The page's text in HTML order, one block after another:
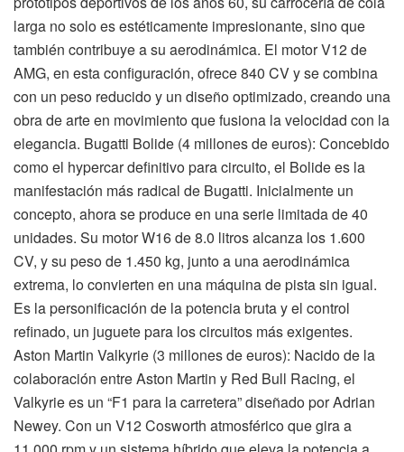
larga no solo es estéticamente impresionante, sino que
también contribuye a su aerodinámica. El motor V12 de
AMG, en esta configuración, ofrece 840 CV y se combina
con un peso reducido y un diseño optimizado, creando una
obra de arte en movimiento que fusiona la velocidad con la
elegancia. Bugatti Bolide (4 millones de euros): Concebido
como el hypercar definitivo para circuito, el Bolide es la
manifestación más radical de Bugatti. Inicialmente un
concepto, ahora se produce en una serie limitada de 40
unidades. Su motor W16 de 8.0 litros alcanza los 1.600
CV, y su peso de 1.450 kg, junto a una aerodinámica
extrema, lo convierten en una máquina de pista sin igual.
Es la personificación de la potencia bruta y el control
refinado, un juguete para los circuitos más exigentes.
Aston Martin Valkyrie (3 millones de euros): Nacido de la
colaboración entre Aston Martin y Red Bull Racing, el
Valkyrie es un “F1 para la carretera” diseñado por Adrian
Newey. Con un V12 Cosworth atmosférico que gira a